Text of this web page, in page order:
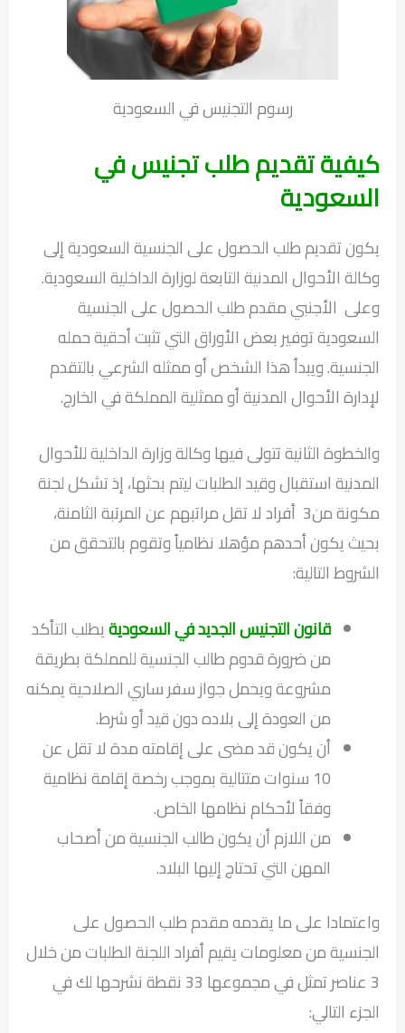
رسوم التجنيس في السعودية
كيفية تقديم طلب تجنيس في
السعودية
يكون تقديم طلب الحصول على الجنسية السعودية إلى
وكالة الأحوال المدنية التابعة لوزارة الداخلية السعودية.
وعلى الأجنبي مقدم طلب الحصول على الجنسية
السعودية توفير بعض الأوراق التي تثبت أحقية حمله
الجنسية. ويبدأ هذا الشخص أو ممثله الشرعي بالتقدم
لإدارة الأحوال المدنية أو ممثلية المملكة في الخارج.
والخطوة الثانية تتولى فيها وكالة وزارة الداخلية للأحوال
المدنية استقبال وقيد الطلبات ليتم بحثها، إذ تشكل لجنة
مكونة من3 أفراد لا تقل مراتبهم عن المرتبة الثامنة،
بحيث يكون أحدهم مؤهلا نظامياً وتقوم بالتحقق من
الشروط التالية:
قانون التجنيس الجديد في السعوديةيطلب التأكد
من ضرورة قدوم طالب الجنسية للمملكة بطريقة
مشروعة ويحمل جواز سفر ساري الصلاحية يمكنه
من العودة إلى بلاده دون قيد أو شرط.
أن يكون قد مضى على إقامته مدة لا تقل عن
10 سنوات متتالية بموجب رخصة إقامة نظامية
وفقاً لأحكام نظامها الخاص.
من اللازم أن يكون طالب الجنسية من أصحاب
المهن التي تحتاج إليها البلاد.
واعتمادا على ما يقدمه مقدم طلب الحصول على
الجنسية من معلومات يقيم أفراد اللجنة الطلبات من خلال
3 عناصر تمثل في مجموعها 33 نقطة نشرحها لك في
الجزء التالي: